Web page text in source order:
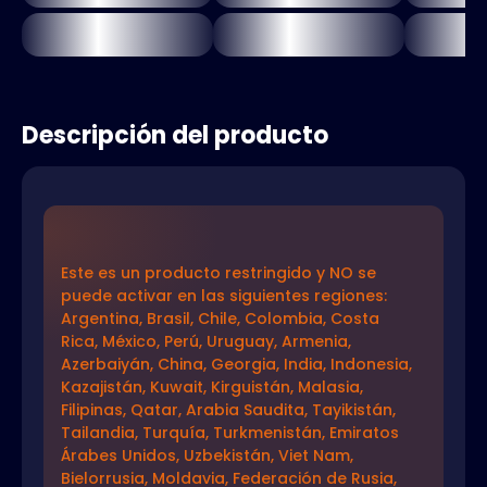
Descripción del producto
Este es un producto restringido y NO se
puede activar en las siguientes regiones:
Argentina, Brasil, Chile, Colombia, Costa
Rica, México, Perú, Uruguay, Armenia,
Azerbaiyán, China, Georgia, India, Indonesia,
Kazajistán, Kuwait, Kirguistán, Malasia,
Filipinas, Qatar, Arabia Saudita, Tayikistán,
Tailandia, Turquía, Turkmenistán, Emiratos
Árabes Unidos, Uzbekistán, Viet Nam,
Bielorrusia, Moldavia, Federación de Rusia,